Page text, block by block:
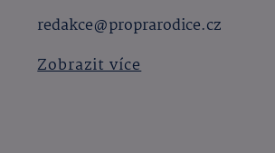
redakce@proprarodice.cz
Zobrazit více